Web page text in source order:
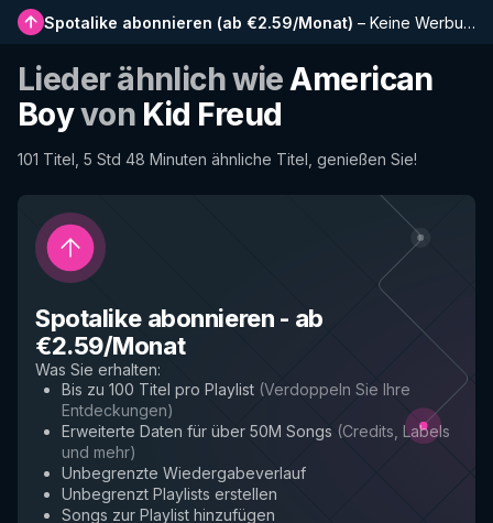
Spotalike abonnieren (ab €2.59/Monat) – Keine Werbung, längere Playlists, vollständiger Verlauf und Frühzugriff auf neue Funktionen
Lieder ähnlich wieAmerican
Boyvon Kid Freud
101 Titel, 5 Std 48 Minuten ähnliche Titel, genießen Sie!
Spotalike abonnieren - ab
€2.59/Monat
Was Sie erhalten:
Bis zu 100 Titel pro Playlist (Verdoppeln Sie Ihre
Entdeckungen)
Erweiterte Daten für über 50M Songs (Credits, Labels
und mehr)
Unbegrenzte Wiedergabeverlauf
Unbegrenzt Playlists erstellen
Songs zur Playlist hinzufügen